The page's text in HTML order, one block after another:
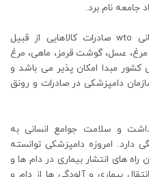
جامعه نام برد.
بر اساس قوانین سازمان تجارت جهانی wto صادرات کالاهایی از قبیل
عسل، گوشت قرمز، ماهی، مرغ
مبدا امکان پذیر می باشد و
دامپزشکی در صادرات و رونق
و سلامت جوامع انسانی به
امروزه دامپزشکی توانسته
های انتشار بیماری در دام ها و
بیماری و آلودگی ها از دام و